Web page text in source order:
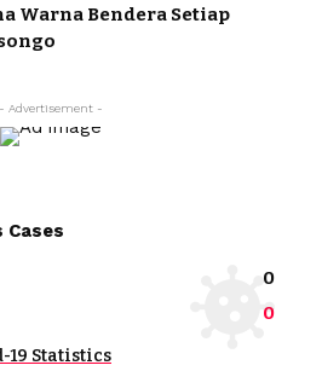
Warna Bendera Setiap
- Advertisement -
Cases
0
0
19 Statistics